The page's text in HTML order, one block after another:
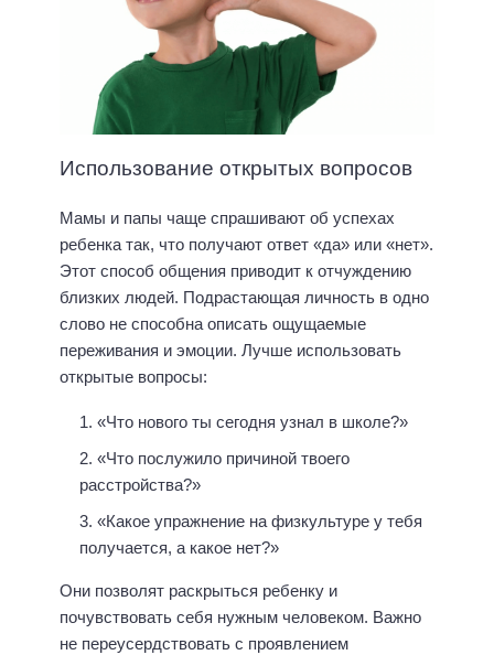
Использование открытых вопросов
Мамы и папы чаще спрашивают об успехах
ребенка так, что получают ответ «да» или «нет».
Этот способ общения приводит к отчуждению
близких людей. Подрастающая личность в одно
слово не способна описать ощущаемые
переживания и эмоции. Лучше использовать
открытые вопросы:
«Что нового ты сегодня узнал в школе?»
«Что послужило причиной твоего
расстройства?»
«Какое упражнение на физкультуре у тебя
получается, а какое нет?»
Они позволят раскрыться ребенку и
почувствовать себя нужным человеком. Важно
не переусердствовать с проявлением